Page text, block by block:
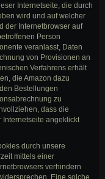
Internetseite, die durch
wird und auf welcher
der Internetbrowser auf
Person
veranlasst, Daten
von Provisionen an
Verfahrens erhält
die Amazon dazu
Bestellungen
zu
dass die
Internetseite angeklickt
durch unsere
mittels einer
verhindern
Eine solche